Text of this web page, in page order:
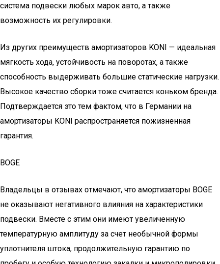
система подвески любых марок авто, а также
возможность их регулировки.
Из других преимуществ амортизаторов KONI — идеальная
мягкость хода, устойчивость на поворотах, а также
способность выдерживать большие статические нагрузки.
Высокое качество сборки тоже считается коньком бренда.
Подтверждается это тем фактом, что в Германии на
амортизаторы KONI распространяется пожизненная
гарантия.
BOGE
Владельцы в отзывах отмечают, что амортизаторы BOGE
не оказывают негативного влияния на характеристики
подвески. Вместе с этим они имеют увеличенную
температурную амплитуду за счет необычной формы
уплотнителя штока, продолжительную гарантию по